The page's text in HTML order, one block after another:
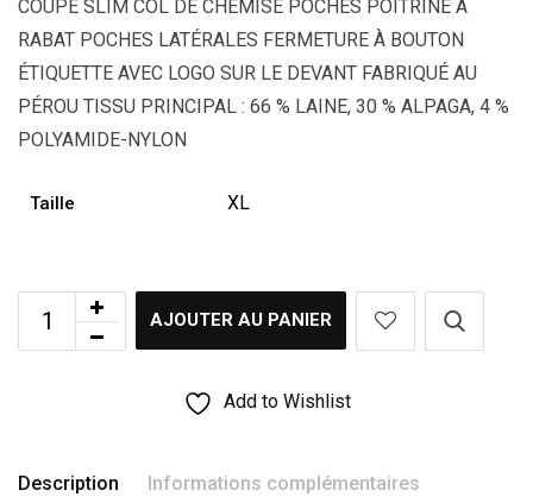
COUPE SLIM COL DE CHEMISE POCHES POITRINE À
RABAT POCHES LATÉRALES FERMETURE À BOUTON
ÉTIQUETTE AVEC LOGO SUR LE DEVANT FABRIQUÉ AU
PÉROU TISSU PRINCIPAL : 66 % LAINE, 30 % ALPAGA, 4 %
POLYAMIDE-NYLON
Taille XL
AJOUTER AU PANIER
Add to Wishlist
Description Informations complémentaires